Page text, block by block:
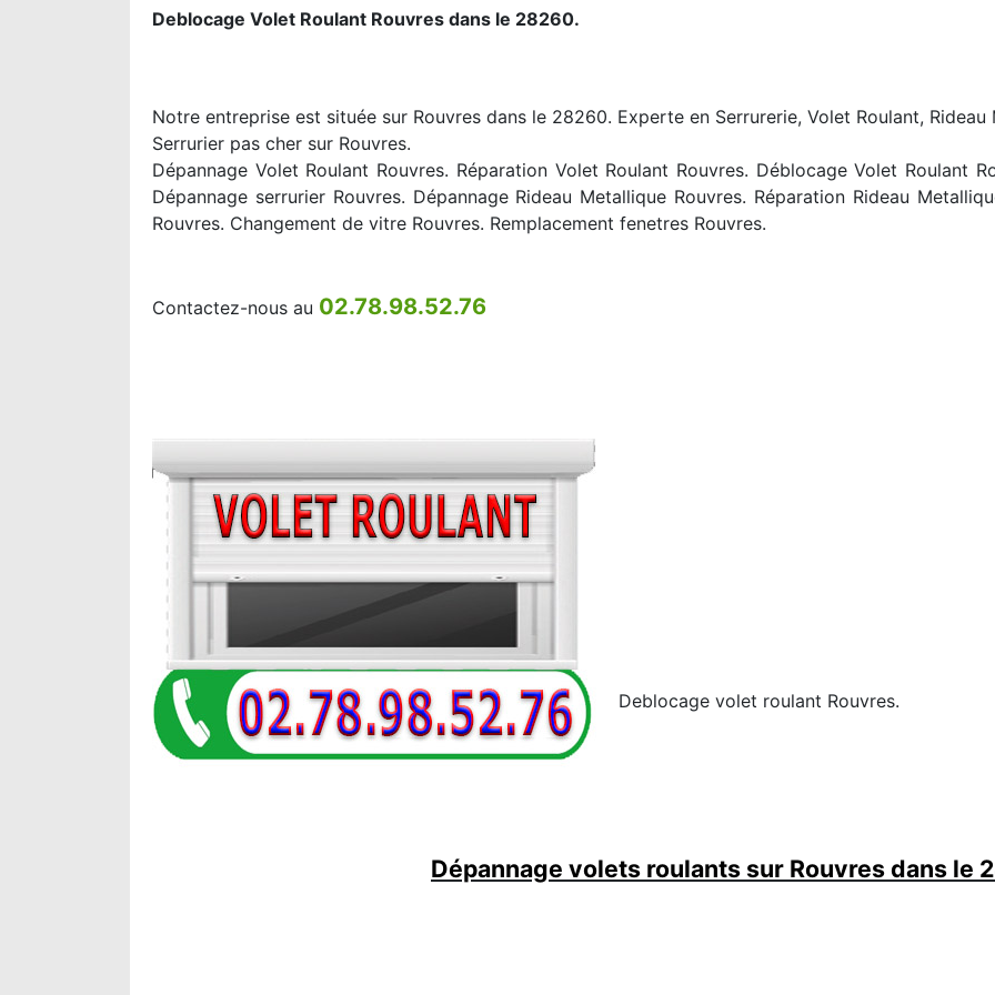
Deblocage Volet Roulant Rouvres dans le 28260.
Notre entreprise est située sur Rouvres dans le 28260. Experte en Serrurerie, Volet Roulant, Rideau
Serrurier pas cher sur Rouvres.
Dépannage Volet Roulant Rouvres. Réparation Volet Roulant Rouvres. Déblocage Volet Roulant
Dépannage serrurier Rouvres. Dépannage Rideau Metallique Rouvres. Réparation Rideau
Rouvres. Changement de vitre Rouvres. Remplacement fenetres Rouvres.
Contactez-nous au 02.78.98.52.76
Deblocage volet roulant Rouvres.
Dépannage volets roulants sur Rouvres dans le